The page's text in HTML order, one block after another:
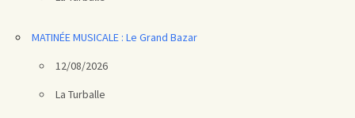
MATINÉE MUSICALE : Le Grand Bazar
12/08/2026
La Turballe